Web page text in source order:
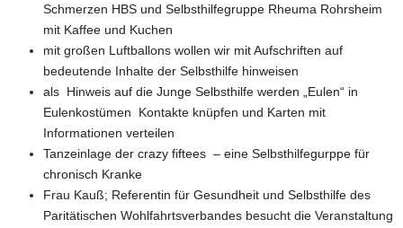
Schmerzen HBS und Selbsthilfegruppe Rheuma Rohrsheim
mit Kaffee und Kuchen
mit großen Luftballons wollen wir mit Aufschriften auf
bedeutende Inhalte der Selbsthilfe hinweisen
als Hinweis auf die Junge Selbsthilfe werden „Eulen“ in
Eulenkostümen Kontakte knüpfen und Karten mit
Informationen verteilen
Tanzeinlage der crazy fiftees – eine Selbsthilfegurppe für
chronisch Kranke
Frau Kauß; Referentin für Gesundheit und Selbsthilfe des
Paritätischen Wohlfahrtsverbandes besucht die Veranstaltung